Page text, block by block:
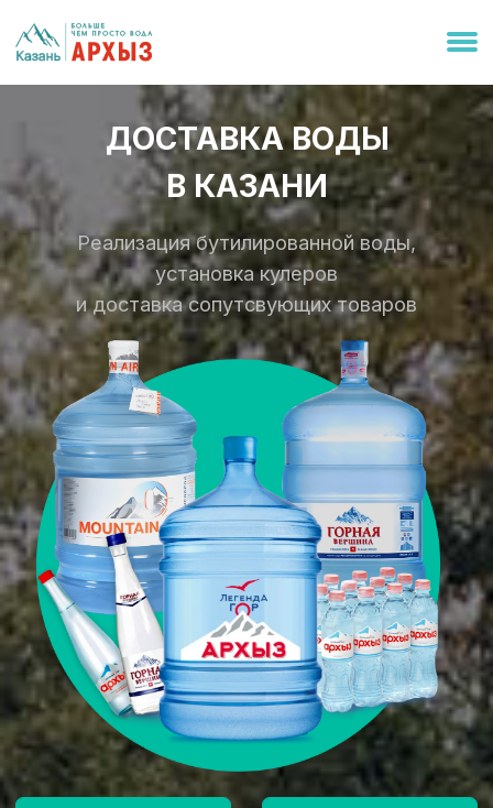
О
+7
+7
ДОСТАВКА ВОДЫ
В КАЗАНИ
Реализация бутилированной воды,
установка кулеров
и доставка сопутсвующих товаров
ЗАКАЗАТЬ ДОСТАВКУ
ДЛЯ ОФИСА ДЛЯ ДОМА